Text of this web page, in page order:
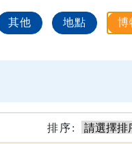
其他 地點 博
排序: